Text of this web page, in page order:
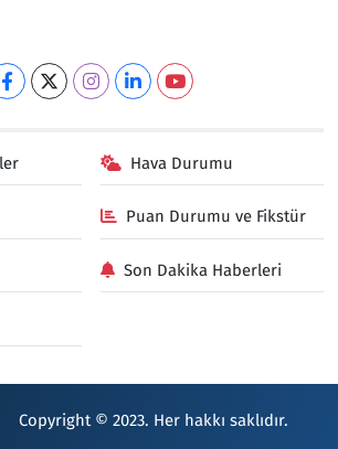
Hava Durumu
Puan Durumu ve Fikstür
Son Dakika Haberleri
Copyright © 2023. Her hakkı saklıdır.